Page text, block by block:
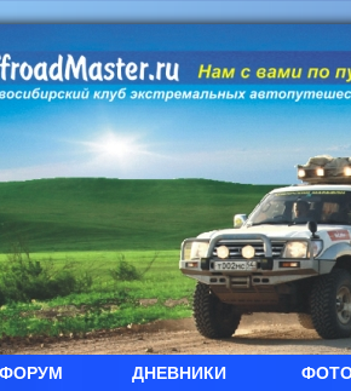
ФОРУМ ДНЕВНИКИ